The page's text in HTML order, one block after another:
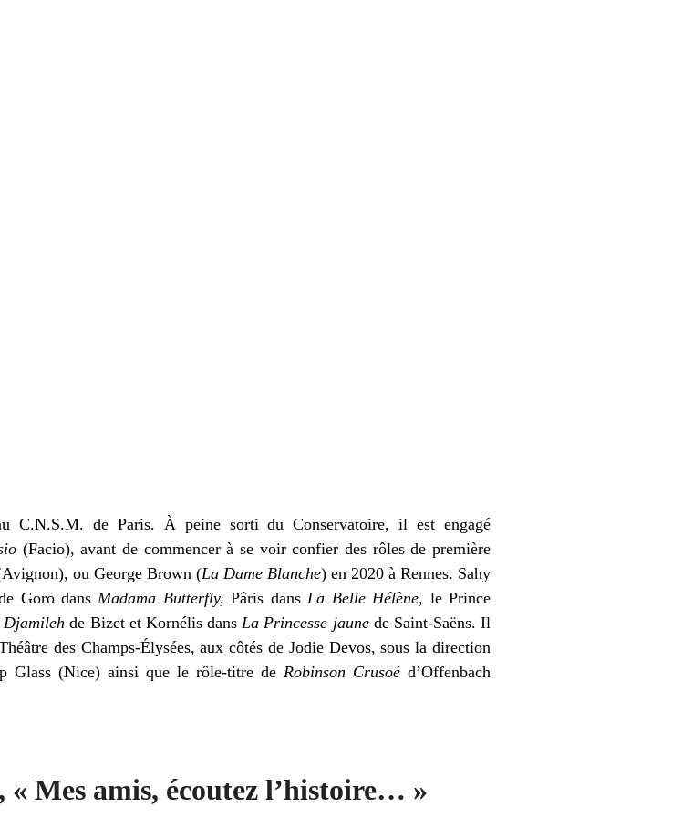
C.N.S.M. de Paris. À peine sorti du Conservatoire, il est engagé
(Facio), avant de commencer à se voir confier des rôles de première
ou George Brown (La Dame Blanche) en 2020 à Rennes. Sahy
Goro dansMadama Butterfly, Pâris dansLa Belle Hélène, le Prince
Djamilehde Bizet et Kornélis dansLa Princesse jaunede Saint-Saëns. Il
des Champs-Élysées, aux côtés de Jodie Devos, sous la direction
Glass (Nice) ainsi que le rôle-titre de Robinson Crusoéd’Offenbach
, « Mes amis, écoutez l’histoire… »